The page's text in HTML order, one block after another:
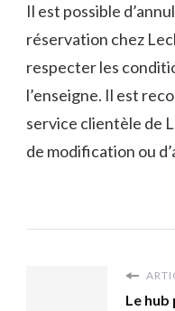
Il est possible
réservation chez
respecter les
l’enseigne. Il est
service clientèle de
de modification ou
Le